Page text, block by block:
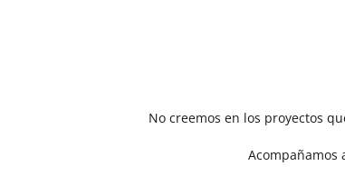
No creemos en los proyectos
Acompañamos